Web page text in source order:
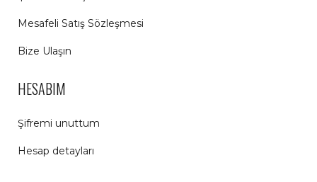
Mesafeli Satış Sözleşmesi
Bize Ulaşın
HESABIM
Şifremi unuttum
Hesap detayları